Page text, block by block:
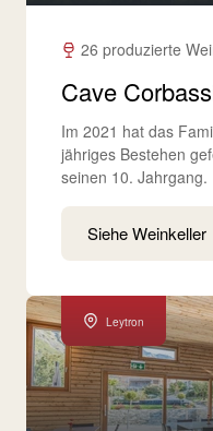
26 produzierte
Cave
Im 2021 hat das
jähriges Bestehen
seinen 10. Jahrgang.
Siehe Weinkeller
Leytron